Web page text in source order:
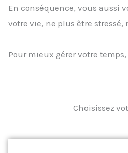
En conséquence, vous aussi
votre vie, ne plus être stressé,
Pour mieux gérer votre temps,
Choisissez